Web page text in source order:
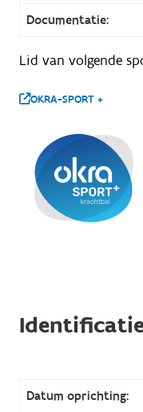
Documentatie:
Lid van volgende
OKRA-SPORT +
Datum oprichting: